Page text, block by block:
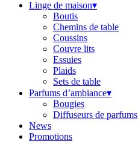
Linge de maison▾
Boutis
Chemins de table
Coussins
Couvre lits
Essuies
Plaids
Sets de table
Parfums d’ambiance▾
Bougies
Diffuseurs de parfums
News
Promotions